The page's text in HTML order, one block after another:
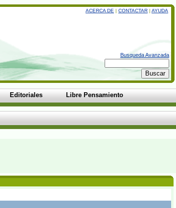
ACERCA DE | CONTACTAR | AYUDA
Busqueda Avanzada
Editoriales Libre Pensamiento